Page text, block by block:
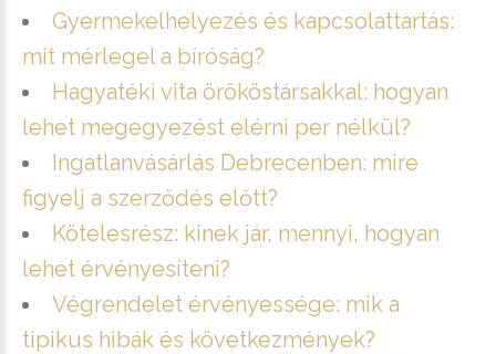
Gyermekelhelyezés és kapcsolattartás:
mit mérlegel a bíróság?
Hagyatéki vita örököstársakkal: hogyan
lehet megegyezést elérni per nélkül?
Ingatlanvásárlás Debrecenben: mire
figyelj a szerződés előtt?
Kötelesrész: kinek jár, mennyi, hogyan
lehet érvényesíteni?
Végrendelet érvényessége: mik a
tipikus hibák és következmények?